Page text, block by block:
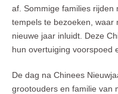
af. Sommige families rijden
tempels te bezoeken, waar
nieuwe jaar inluidt. Deze
hun overtuiging voorspoed
De dag na Chinees
grootouders en familie van